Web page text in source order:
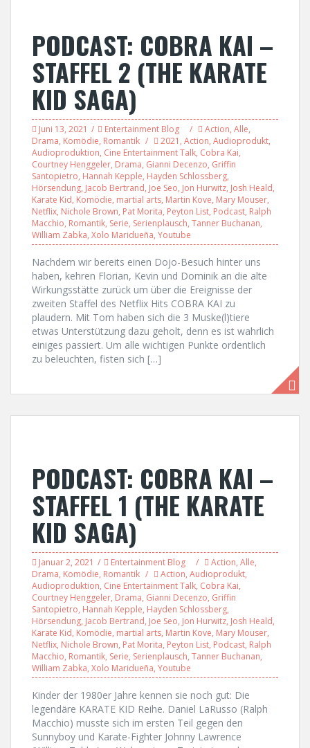
PODCAST: COBRA KAI –
STAFFEL 2 (THE KARATE
KID SAGA)
Juni 13, 2021 Entertainment Blog Action, Alle,
Drama, Komödie, Romantik 2021 , Action, Audioprodukt,
Audioproduktion, Cine Entertainment Talk, Cobra Kai,
Courtney Henggeler, Drama, Gianni Decenzo, Griffin
Santopietro, Hannah Kepple, Hayden Schlossberg,
Hörsendung, Jacob Bertrand, Joe Seo, Jon Hurwitz, Josh Heald,
Karate Kid, Komödie, martial arts, Martin Kove, Mary Mouser,
Netflix, Nichole Brown, Pat Morita, Peyton List, Podcast, Ralph
Macchio, Romantik, Serie, Serienplausch, Tanner Buchanan,
William Zabka, Xolo Maridueña, Youtube
Nachdem wir bereits einen Dojo-Besuch hinter uns
haben, kehren Florian, Kevin und Dominik an die alte
Wirkungsstätte zurück um über die Ereignisse der
zweiten Staffel des Netflix Hits COBRA KAI zu
plaudern. Mit Tom haben sich die 3 Muske(l)tiere
etwas Unterstützung dazu geholt, denn es ist wahrlich
einiges passiert. Um alle wichtigen Punkte ordentlich
zu beleuchten, fisten sich […]
PODCAST: COBRA KAI –
STAFFEL 1 (THE KARATE
KID SAGA)
Januar 2, 2021 Entertainment Blog Action, Alle,
Drama, Komödie, Romantik Action, Audioprodukt,
Audioproduktion, Cine Entertainment Talk, Cobra Kai,
Courtney Henggeler, Drama, Gianni Decenzo, Griffin
Santopietro, Hannah Kepple, Hayden Schlossberg,
Hörsendung, Jacob Bertrand, Joe Seo, Jon Hurwitz, Josh Heald,
Karate Kid, Komödie, martial arts, Martin Kove, Mary Mouser,
Netflix, Nichole Brown, Pat Morita, Peyton List, Podcast, Ralph
Macchio, Romantik, Serie, Serienplausch, Tanner Buchanan,
William Zabka, Xolo Maridueña, Youtube
Kinder der 1980er Jahre kennen sie noch gut: Die
legendäre KARATE KID Reihe. Daniel LaRusso (Ralph
Macchio) musste sich im ersten Teil gegen den
Sunnyboy und Karate-Fighter Johnny Lawrence